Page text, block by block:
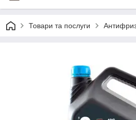
Товари та послуги